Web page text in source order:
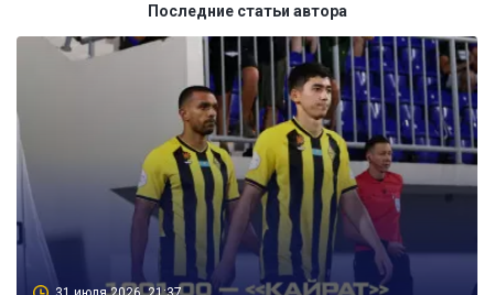
Последние статьи автора